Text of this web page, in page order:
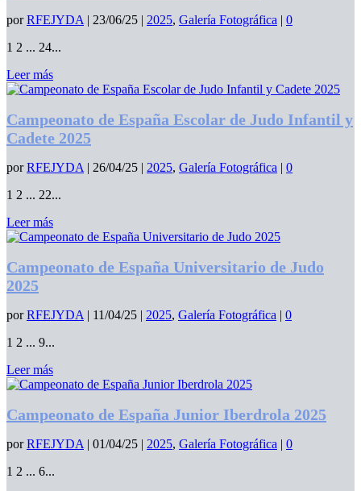
porRFEJYDA | 23/06/25 | 2025, Galería Fotográfica | 0
1 2 ... 24...
Leer más
Campeonato de España Escolar de Judo Infantil y
Cadete 2025
porRFEJYDA | 26/04/25 | 2025, Galería Fotográfica | 0
1 2 ... 22...
Leer más
Campeonato de España Universitario de Judo
2025
porRFEJYDA | 11/04/25 | 2025, Galería Fotográfica | 0
1 2 ... 9...
Leer más
Campeonato de España Junior Iberdrola 2025
porRFEJYDA| 01/04/25 2025, Galería Fotográfica
0
1 2 ... 6...